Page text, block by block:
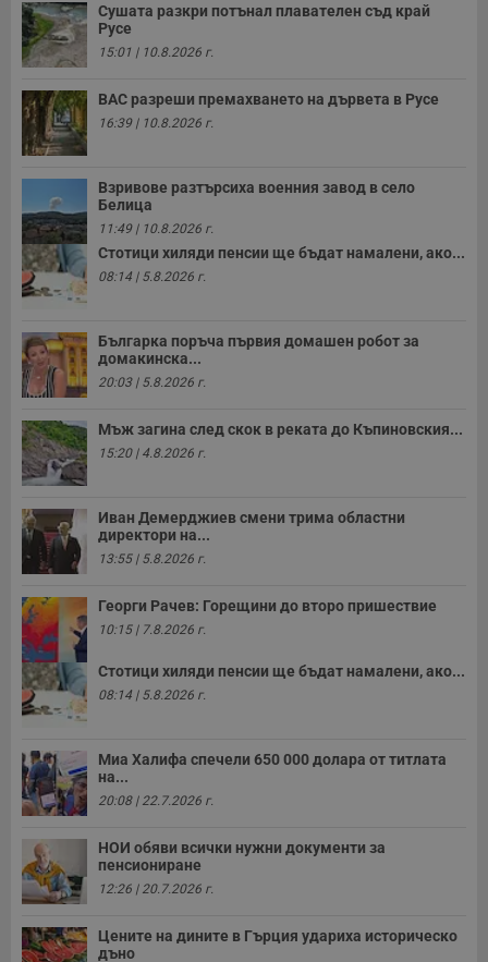
Сушата разкри потънал плавателен съд край
Русе
15:01 | 10.8.2026 г.
ВАС разреши премахването на дървета в Русе
16:39 | 10.8.2026 г.
Взривове разтърсиха военния завод в село
Белица
11:49 | 10.8.2026 г.
Стотици хиляди пенсии ще бъдат намалени, ако...
08:14 | 5.8.2026 г.
Българка поръча първия домашен робот за
домакинска...
20:03 | 5.8.2026 г.
Мъж загина след скок в реката до Къпиновския...
15:20 | 4.8.2026 г.
Иван Демерджиев смени трима областни
директори на...
13:55 | 5.8.2026 г.
Георги Рачев: Горещини до второ пришествие
10:15 | 7.8.2026 г.
Стотици хиляди пенсии ще бъдат намалени, ако...
08:14 | 5.8.2026 г.
Миа Халифа спечели 650 000 долара от титлата
на...
20:08 | 22.7.2026 г.
НОИ обяви всички нужни документи за
пенсиониране
12:26 | 20.7.2026 г.
Цените на дините в Гърция удариха историческо
дъно